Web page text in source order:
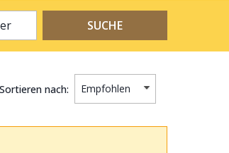
SUCHE
Sortieren nach: